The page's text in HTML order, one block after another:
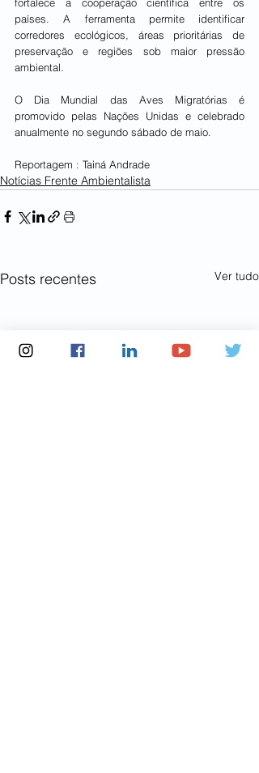
países. A ferramenta permite identificar
corredores ecológicos, áreas prioritárias de
preservação e regiões sob maior pressão
ambiental.
O Dia Mundial das Aves Migratórias é
promovido pelas Nações Unidas e celebrado
anualmente no segundo sábado de maio.
Reportagem : Tainá Andrade
Notícias Frente Ambientalista
Posts recentes Ver tudo